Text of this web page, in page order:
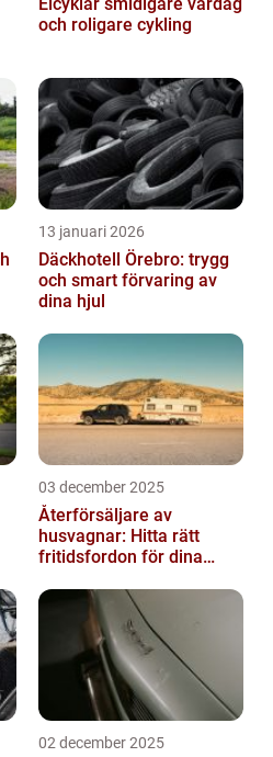
Elcyklar smidigare vardag
och roligare cykling
13 januari 2026
Däckhotell Örebro: trygg
och smart förvaring av
dina hjul
03 december 2025
Återförsäljare av
husvagnar: Hitta rätt
fritidsfordon för dina
02 december 2025